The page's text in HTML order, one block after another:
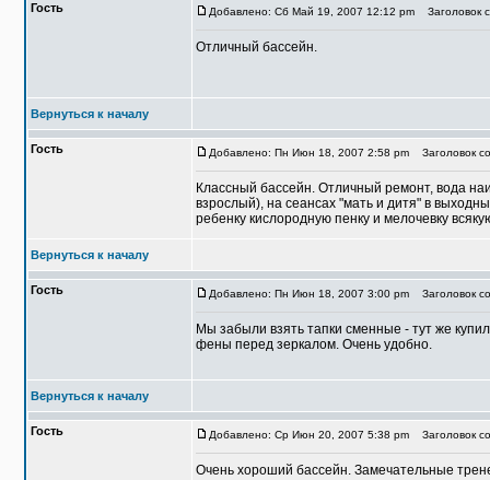
Гость Добавлено: Сб Май 19, 2007 12:12 pm Заголовок
Отличный бассейн.
Вернуться к началу
Гость Добавлено: Пн Июн 18, 2007 2:58 pm Заголовок
Классный бассейн. Отличный ремонт, вода
взрослый), на сеансах "мать и дитя" в
ребенку кислородную пенку и мелочевку
Вернуться к началу
Гость Добавлено: Пн Июн 18, 2007 3:00 pm Заголовок
Мы забыли взять тапки сменные - тут же
фены перед зеркалом. Очень удобно.
Вернуться к началу
Гость Добавлено: Ср Июн 20, 2007 5:38 pm Заголовок
Очень хороший бассейн. Замечательные